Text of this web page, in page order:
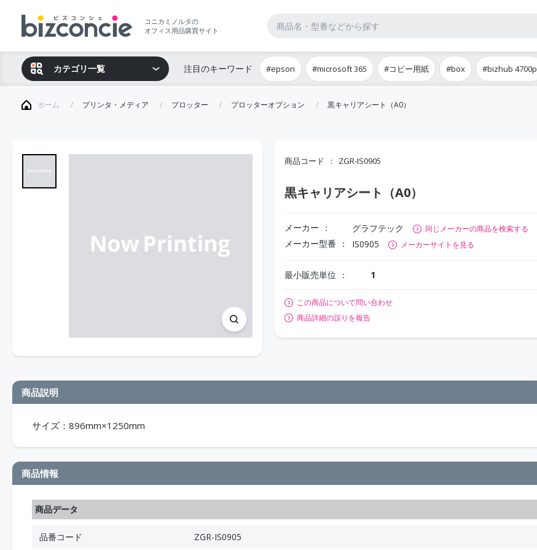
コニカミノルタの
オフィス用品購買サイト
カテゴリ一覧 注目のキーワード #epson #microsoft 365 #コピー用紙 #box #bizhub 4700p
ホーム プリンタ・メディア プロッター プロッターオプション 黒キャリアシート（A0）
商品コード ZGR-IS0905
黒キャリアシート（A0）
メーカー グラフテック 同じメーカーの商品を検索する
メーカー型番 IS0905 メーカーサイトを見る
最小販売単位 1
この商品について問い合わせ
商品詳細の誤りを報告
商品説明
サイズ：896mm×1250mm
商品情報
商品データ
品番コード ZGR-IS0905